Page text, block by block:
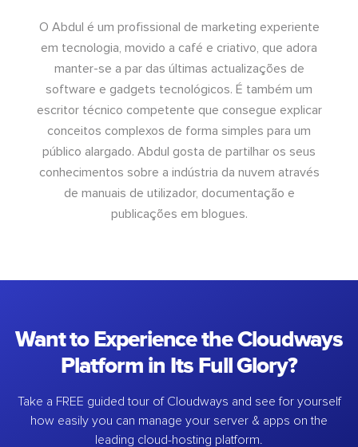
O Abdul é um profissional de marketing experiente
em tecnologia, movido a café e criativo, que adora
manter-se a par das últimas actualizações de
software e gadgets tecnológicos. É também um
escritor técnico competente que consegue explicar
conceitos complexos de forma simples para um
público alargado. Abdul gosta de partilhar os seus
conhecimentos sobre a indústria da nuvem através
de manuais de utilizador, documentação e
publicações em blogues.
Want to Experience the Cloudways
Platform in Its Full Glory?
Take a FREE guided tour of Cloudways and see for yourself
how easily you can manage your server & apps on the
leading cloud-hosting platform.